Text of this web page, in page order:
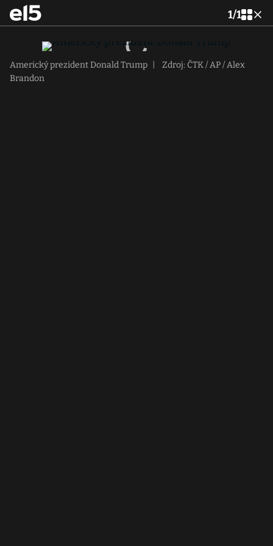
1/1
Americký prezident Donald Trump
Zdroj: ČTK / AP / Alex
Brandon